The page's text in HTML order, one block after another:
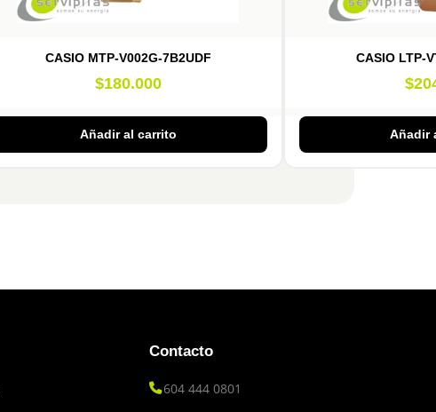
CASIO MTP-V002G-7B2UDF
$180.000
Añadir al carrito
CASIO LTP-
$
Añadir
Contacto
604 444 0801